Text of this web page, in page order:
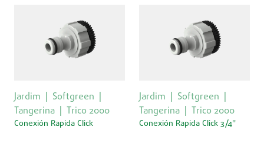
Jardim
Softgreen
Tangerina
Trico 2000
Conexión Rapida Click
Jardim
Softgreen
Tangerina
Trico 2000
Conexión Rapida Click 3/4''